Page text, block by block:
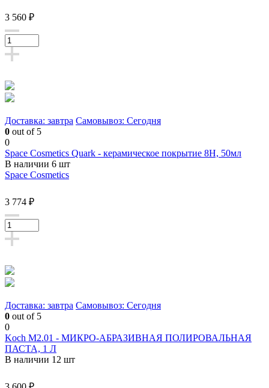
3 560 ₽
Доставка: завтра Самовывоз: Сегодня
0 out of 5
0
Space Cosmetics Quark - керамическое покрытие 8Н, 50мл
В наличии 6 шт
Space Cosmetics
3 774 ₽
Доставка: завтра Самовывоз: Сегодня
0 out of 5
0
Koch M2.01 - МИКРО-АБРАЗИВНАЯ ПОЛИРОВАЛЬНАЯ
ПАСТА, 1 Л
В наличии 12 шт